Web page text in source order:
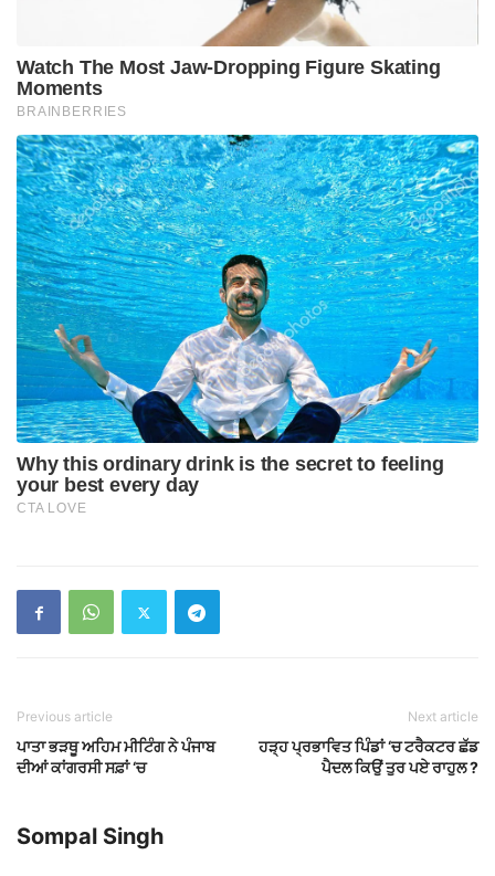
Previous article
ਪਾਤਾ ਭੜਥੂ ਅਹਿਮ ਮੀਟਿੰਗ ਨੇ ਪੰਜਾਬ
ਦੀਆਂ ਕਾਂਗਰਸੀ ਸਫ਼ਾਂ ‘ਚ
Next article
ਹੜ੍ਹ ਪ੍ਰਭਾਵਿਤ ਪਿੰਡਾਂ ‘ਚ ਟਰੈਕਟਰ ਛੱਡ
ਪੈਦਲ ਕਿਉਂ ਤੁਰ ਪਏ ਰਾਹੁਲ ?
Sompal Singh